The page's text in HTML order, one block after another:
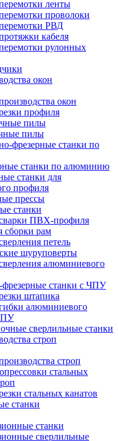
ленты
проволоки
РВД
кабеля
рулонных
окон
окон
профиля
пилы
пилы
фрезерные станки по
станки по алюминию
станки для
профиля
прессы
станки
ПВХ-профиля
сборки рам
петель
шуруповерты
алюминиевого
станки с ЧПУ
штапика
алюминиевого
сверлильные станки
строп
строп
стальных
стальных канатов
станки
станки
сверлильные